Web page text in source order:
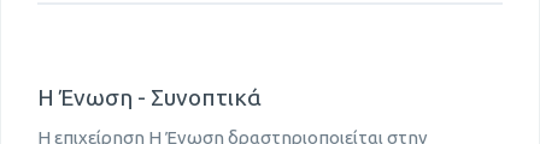
Η Ένωση - Συνοπτικά
Η επιχείρηση Η Ένωση δραστηριοποιείται στην